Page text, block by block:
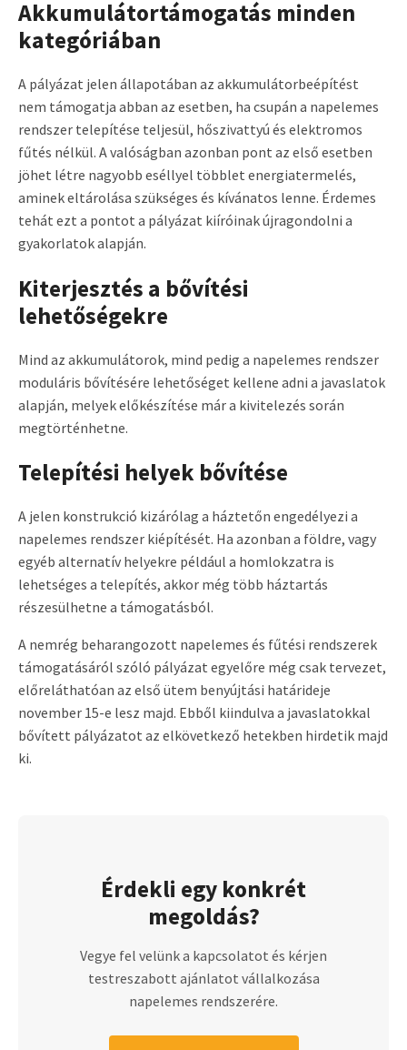
Akkumulátortámogatás minden
kategóriában
A pályázat jelen állapotában az akkumulátorbeépítést
nem támogatja abban az esetben, ha csupán a napelemes
rendszer telepítése teljesül, hőszivattyú és elektromos
fűtés nélkül. A valóságban azonban pont az első esetben
jöhet létre nagyobb eséllyel többlet energiatermelés,
aminek eltárolása szükséges és kívánatos lenne. Érdemes
tehát ezt a pontot a pályázat kiíróinak újragondolni a
gyakorlatok alapján.
Kiterjesztés a bővítési
lehetőségekre
Mind az akkumulátorok, mind pedig a napelemes rendszer
moduláris bővítésére lehetőséget kellene adni a javaslatok
alapján, melyek előkészítése már a kivitelezés során
megtörténhetne.
Telepítési helyek bővítése
A jelen konstrukció kizárólag a háztetőn engedélyezi a
napelemes rendszer kiépítését. Ha azonban a földre, vagy
egyéb alternatív helyekre például a homlokzatra is
lehetséges a telepítés, akkor még több háztartás
részesülhetne a támogatásból.
A nemrég beharangozott napelemes és fűtési rendszerek
támogatásáról szóló pályázat egyelőre még csak tervezet,
előreláthatóan az első ütem benyújtási határideje
november 15-e lesz majd. Ebből kiindulva a javaslatokkal
bővített pályázatot az elkövetkező hetekben hirdetik majd
ki.
Érdekli egy konkrét
megoldás?
Vegye fel velünk a kapcsolatot és kérjen
testreszabott ajánlatot vállalkozása
napelemes rendszerére.